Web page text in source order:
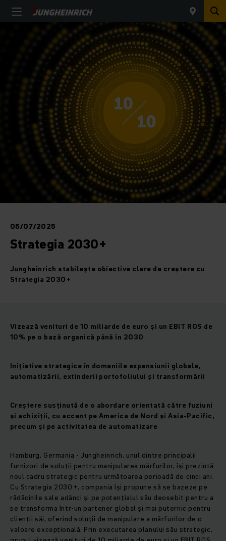
05/07/2025
Strategia 2030+
Jungheinrich stabilește obiective clare de creștere cu
Strategia 2030+
Vizează venituri de 10 miliarde de euro și un EBIT ROS de
10% pe o bază organică până în 2030
Inițiative strategice în domeniile expansiunii globale,
automatizării, extinderii portofoliului și transformării
Creștere susținută de o abordare orientată către fuziuni
și achiziții, cu accent pe America de Nord și Asia-Pacific,
precum și pe activitatea de automatizare
Hamburg, Germania - Jungheinrich, unul dintre principalii
furnizori de soluții pentru manipularea mărfurilor, își prezintă
noul cadru strategic pentru următoarea perioadă de cinci ani.
Cu Strategia 2030+, compania își propune să se bazeze pe
rădăcinile sale adânci și pe potențialul său deosebit pentru a
se transforma într-un partener global și mai puternic pentru
clienții săi, oferind soluții de manipulare a mărfurilor de o
valoare excepțională. Prin executarea planului său strategic,